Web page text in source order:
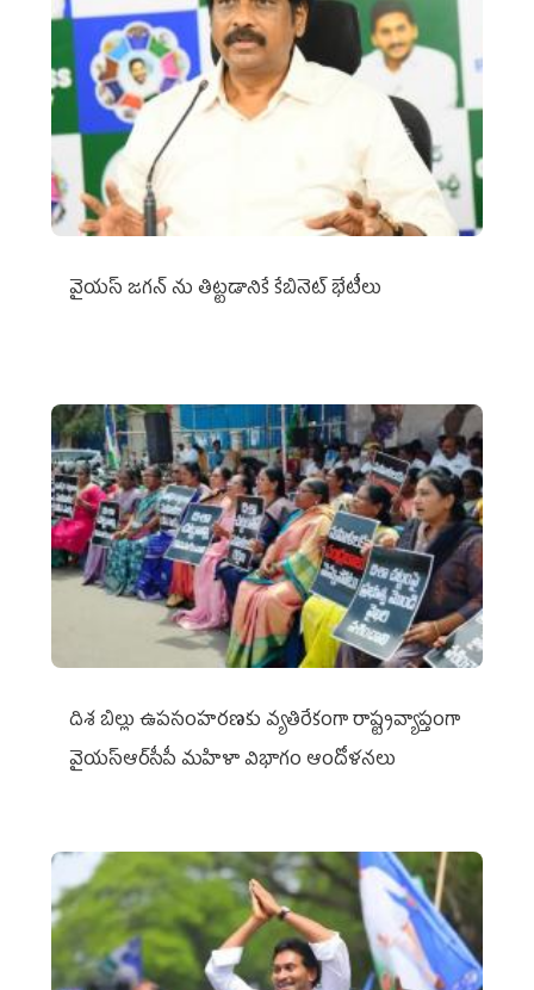
వైయ‌స్ జగన్‌ ను తిట్టడానికే కేబినెట్‌ భేటీలు
దిశ బిల్లు ఉపసంహరణకు వ్యతిరేకంగా రాష్ట్రవ్యాప్తంగా
వైయ‌స్ఆర్‌సీపీ మహిళా విభాగం ఆందోళనలు